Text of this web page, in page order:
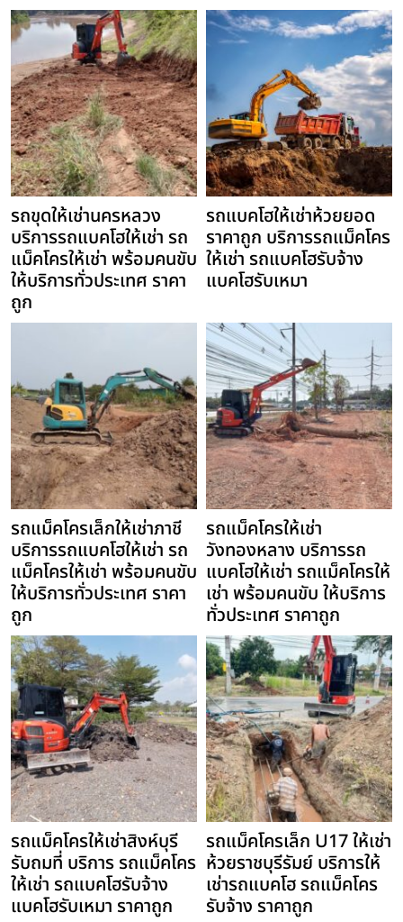
รถขุดให้เช่านครหลวง
บริการรถแบคโฮให้เช่า รถ
แม็คโครให้เช่า พร้อมคนขับ
ให้บริการทั่วประเทศ ราคา
ถูก
รถแบคโฮให้เช่าห้วยยอด
ราคาถูก บริการรถแม็คโคร
ให้เช่า รถแบคโฮรับจ้าง
แบคโฮรับเหมา
รถแม็คโครเล็กให้เช่าภาชี
บริการรถแบคโฮให้เช่า รถ
แม็คโครให้เช่า พร้อมคนขับ
ให้บริการทั่วประเทศ ราคา
ถูก
รถแม็คโครให้เช่า
วังทองหลาง บริการรถ
แบคโฮให้เช่า รถแม็คโครให้
เช่า พร้อมคนขับ ให้บริการ
ทั่วประเทศ ราคาถูก
รถแม็คโครให้เช่าสิงห์บุรี
รับถมที่ บริการ รถแม็คโคร
ให้เช่า รถแบคโฮรับจ้าง
แบคโฮรับเหมา ราคาถูก
รถแม็คโครเล็ก U17 ให้เช่า
ห้วยราชบุรีรัมย์ บริการให้
เช่ารถแบคโฮ รถแม็คโคร
รับจ้าง ราคาถูก